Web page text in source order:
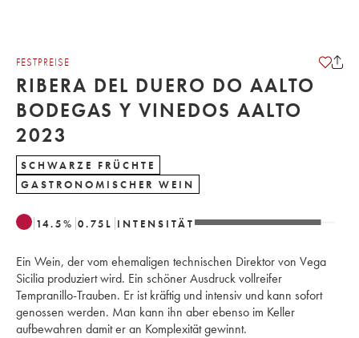
FESTPREISE
RIBERA DEL DUERO DO AALTO
BODEGAS Y VINEDOS AALTO
2023
SCHWARZE FRÜCHTE
GASTRONOMISCHER WEIN
14.5% 0.75 L INTENSITÄT
Ein Wein, der vom ehemaligen technischen Direktor von Vega
Sicilia produziert wird. Ein schöner Ausdruck vollreifer
Tempranillo-Trauben. Er ist kräftig und intensiv und kann sofort
genossen werden. Man kann ihn aber ebenso im Keller
aufbewahren damit er an Komplexität gewinnt.